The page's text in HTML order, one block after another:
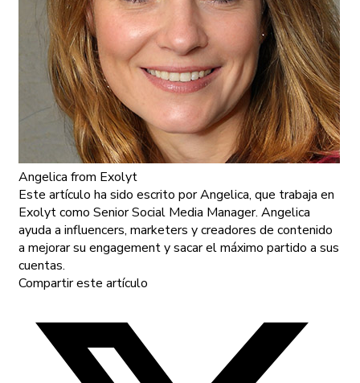
Angelica from Exolyt
Este artículo ha sido escrito por Angelica, que trabaja en
Exolyt como Senior Social Media Manager. Angelica
ayuda a influencers, marketers y creadores de contenido
a mejorar su engagement y sacar el máximo partido a sus
cuentas.
Compartir este artículo